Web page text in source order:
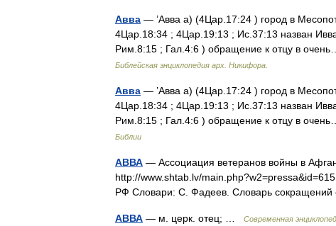
Авва — ’Авва а) (4Цар.17:24 ) город в
4Цар.18:34 ; 4Цар.19:13 ; Ис.37:13 назван
Рим.8:15 ; Гал.4:6 ) обращение к отцу в
Библейская энциклопедия арх. Никифора.
Авва — ’Авва а) (4Цар.17:24 ) город в
4Цар.18:34 ; 4Цар.19:13 ; Ис.37:13 назван
Рим.8:15 ; Гал.4:6 ) обращение к отцу в
Библии
АВВА — Ассоциация ветеранов войны в
http://www.shtab.lv/
РФ Словари: С. Фадеев. Словарь
АВВА — м. церк. отец; … Современная